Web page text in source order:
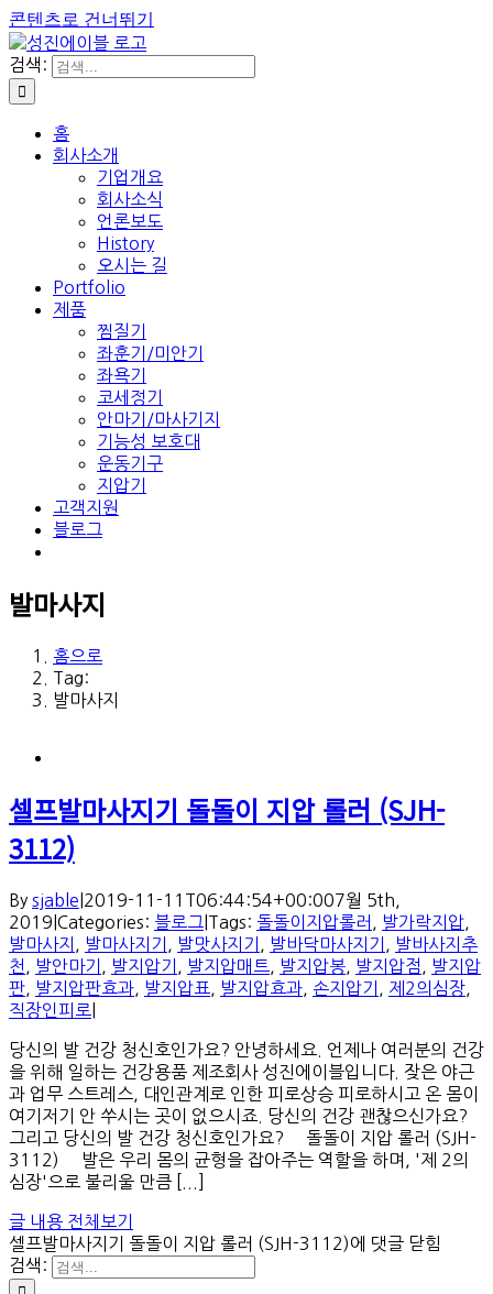
콘텐츠로 건너뛰기
검색:
홈
회사소개
기업개요
회사소식
언론보도
History
오시는 길
Portfolio
제품
찜질기
좌훈기/미안기
좌욕기
코세정기
안마기/마사기지
기능성 보호대
운동기구
지압기
고객지원
블로그
발마사지
홈으로
Tag:
발마사지
셀프발마사지기 돌돌이 지압 롤러 (SJH-
3112)
By sjable 2019-11-11T06:44:54+00:007월 5th,
2019 Categories: 블로그 Tags: 돌돌이지압롤러 발가락지압
발마사지
발마사지기 발맛사지기 발바닥마사지기
발바사지추
천
발안마기 발지압기 발지압매트 발지압봉 발지압점
발지압
판
발지압판효과 발지압표 발지압효과 손지압기 제2의심장
직장인피로
당신의 발 건강 청신호인가요? 안녕하세요. 언제나 여러분의 건강
을 위해 일하는 건강용품 제조회사 성진에이블입니다. 잦은 야근
과 업무 스트레스, 대인관계로 인한 피로상승 피로하시고 온 몸이
여기저기 안 쑤시는 곳이 없으시죠. 당신의 건강 괜찮으신가요?
그리고 당신의 발 건강 청신호인가요? 돌돌이 지압 롤러 (SJH-
3112) 발은 우리 몸의 균형을 잡아주는 역할을 하며, '제 2의
심장'으로 불리울 만큼 [...]
글 내용 전체보기
셀프발마사지기 돌돌이 지압 롤러 (SJH-3112)에 댓글 닫힘
검색: